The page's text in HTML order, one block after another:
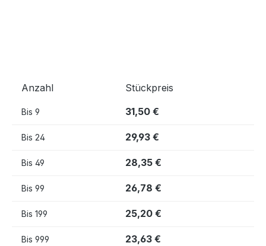
Anzahl Stückpreis
Bis 9 31,50 €
Bis 24 29,93 €
Bis 49 28,35 €
Bis 99 26,78 €
Bis 199 25,20 €
Bis 999 23,63 €